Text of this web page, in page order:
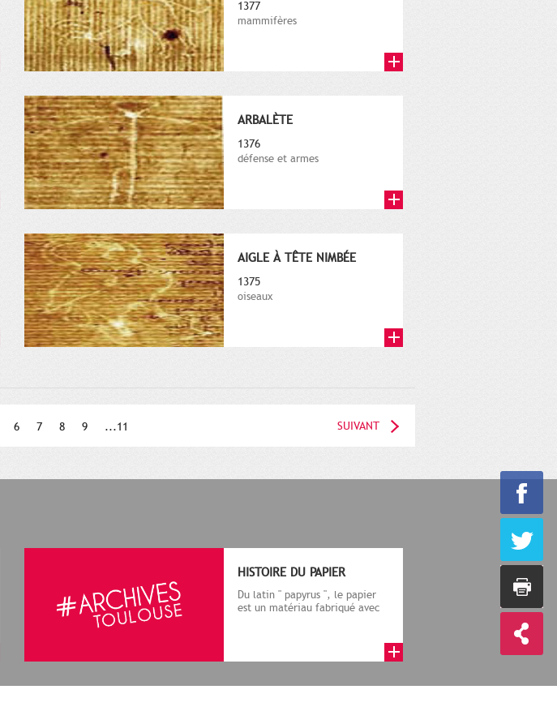
1377
mammifères
ARBALÈTE
1376
défense et armes
AIGLE À TÊTE NIMBÉE
1375
oiseaux
6 7 8 9 ...11 SUIVANT
HISTOIRE DU PAPIER
Du latin " papyrus ", le papier
est un matériau fabriqué avec